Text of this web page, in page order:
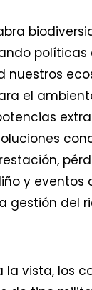
políticas
nuestros
el
y
gestión del
la vista,